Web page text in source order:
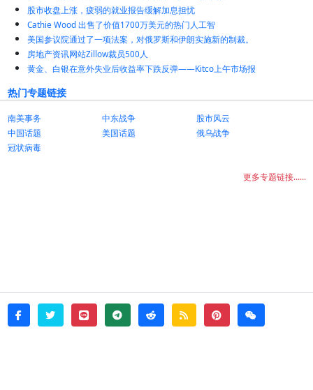
股市收盘上涨，疲弱的就业报告缓解加息担忧
Cathie Wood 出售了价值1700万美元的热门人工智
美国参议院通过了一项法案，对俄罗斯和伊朗实施新的制裁。
房地产资讯网站Zillow裁员500人
黄金、白银在意外失业后收益率下跌反弹——Kitco上午市场报
热门专题链接
南美事务 中东战争
股市风云
中国话题
美国话题
俄乌战争
冠状病毒
更多专题链接......
facebook
twitter line telegramreddit rss pinterestweixin